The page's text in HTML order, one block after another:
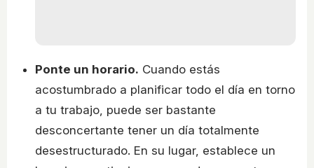
Ponte un horario. Cuando estás
acostumbrado a planificar todo el día en torno
a tu trabajo, puede ser bastante
desconcertante tener un día totalmente
desestructurado. En su lugar, establece un